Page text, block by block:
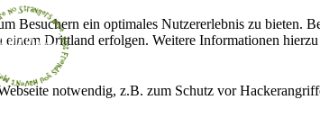
Besuchern ein optimales Nutzererlebnis zu
Drittland erfolgen. Weitere Informationen
notwendig, z.B. zum Schutz vor